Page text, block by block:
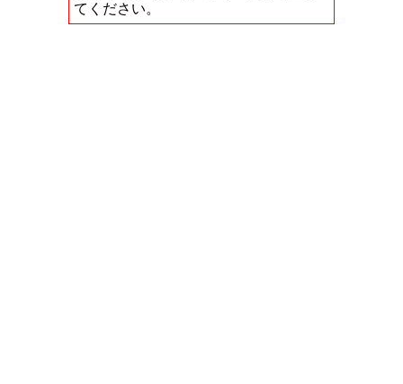
てください。